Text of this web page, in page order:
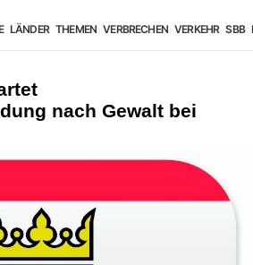
LÄNDER THEMEN VERBRECHEN VERKEHR SBB
nach Gewalt bei